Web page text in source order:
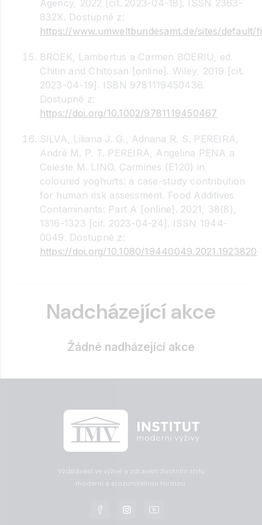
Agency, 2022 [cit. 2023-04-18]. ISSN 2363-
832X. Dostupné z:
https://www.umweltbundesamt.de/sites/
BROEK, Lambertus a Carmen BOERIU, ed.
Chitin and Chitosan [online]. Wiley, 2019 [cit.
2023-04-19]. ISBN 9781119450436.
Dostupné z:
https://doi.org/10.1002/9781119450467
SILVA, Liliana J. G., Adriana R. S. PEREIRA,
André M. P. T. PEREIRA, Angelina PENA a
Celeste M. LINO. Carmines (E120) in
coloured yoghurts: a case-study contribution
for human risk assessment. Food Additives
Contaminants: Part A [online]. 2021, 38(8),
1316-1323 [cit. 2023-04-24]. ISSN 1944-
0049. Dostupné z:
https://doi.org/10.1080/19440049.2021.1923820
Nadcházející akce
Žádné nadházející akce
Vzdělávání ve výživě a zdravém životním stylu
moderní a srozumitelnou formou.